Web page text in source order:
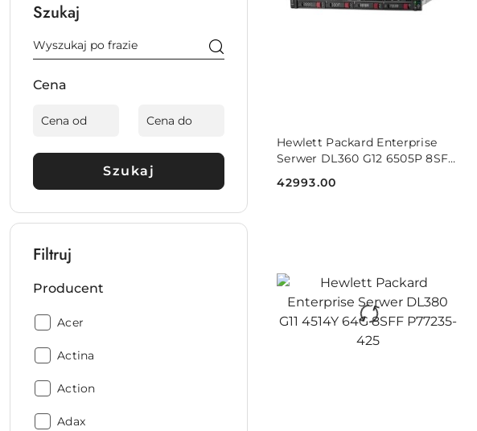
Szukaj
Cena
Szukaj
Filtruj
Producent
Producent:
Acer
Producent:
Actina
Producent:
Action
Producent:
Adax
Hewlett Packard Enterprise
Serwer DL360 G12 6505P 8SFF
Cena:
42993.00
DO KOSZYKA